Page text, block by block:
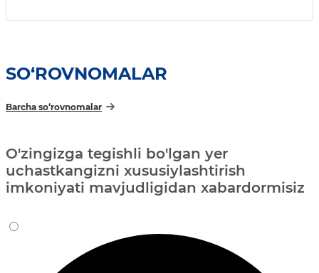
SO‘ROVNOMALAR
Barcha so‘rovnomalar
O'zingizga tegishli bo'lgan yer
uchastkangizni xususiylashtirish
imkoniyati mavjudligidan xabardormisiz